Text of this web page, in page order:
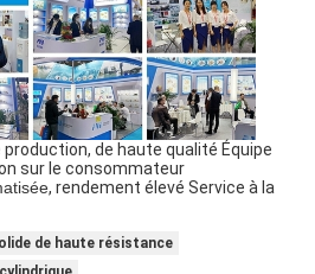
de haute qualité Équipe
sur le consommateur
, rendement élevé Service à la
de haute résistance